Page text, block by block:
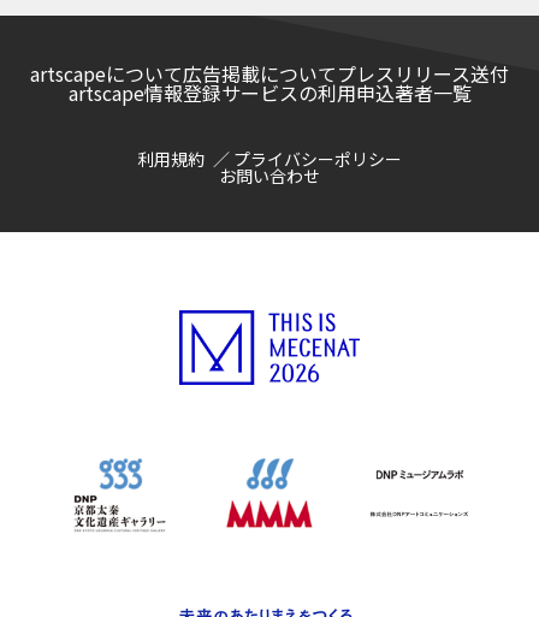
artscapeについて広告掲載についてプレスリリース送付
artscape情報登録サービスの利用申込著者一覧
利用規約 プライバシーポリシー
お問い合わせ